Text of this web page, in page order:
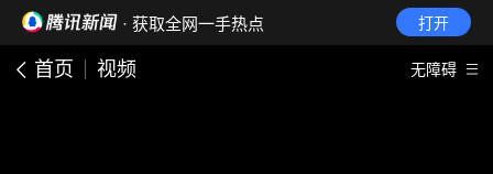
· 获取全网一手热点 打开
首页 视频 无障碍